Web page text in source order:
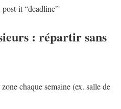
it “deadline”
: répartir sans
chaque semaine (ex. salle de